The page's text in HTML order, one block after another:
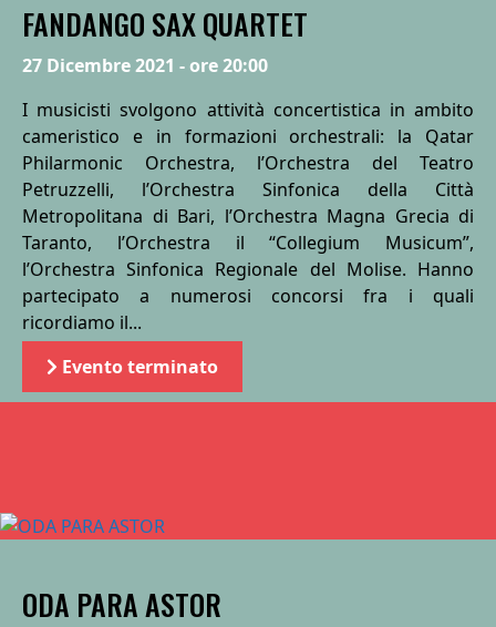
FANDANGO SAX QUARTET
27 Dicembre 2021 - ore 20:00
I musicisti svolgono attività concertistica in ambito
cameristico e in formazioni orchestrali: la Qatar
Philarmonic Orchestra, l’Orchestra del Teatro
Petruzzelli, l’Orchestra Sinfonica della Città
Metropolitana di Bari, l’Orchestra Magna Grecia di
Taranto, l’Orchestra il “Collegium Musicum”,
l’Orchestra Sinfonica Regionale del Molise. Hanno
partecipato a numerosi concorsi fra i quali
ricordiamo il...
Evento terminato
ODA PARA ASTOR